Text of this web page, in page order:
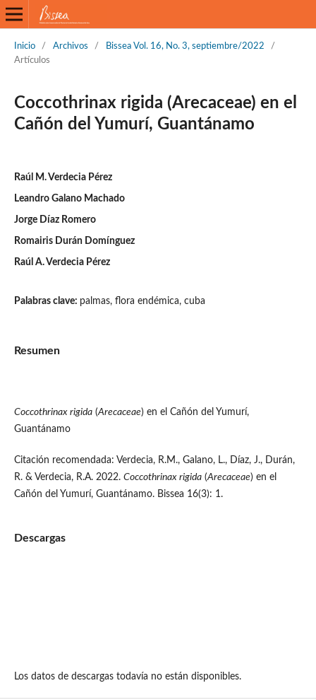
Inicio / Archivos / Bissea Vol. 16, No. 3, septiembre/2022
/
Artículos
Coccothrinax rigida (Arecaceae) en el
Cañón del Yumurí, Guantánamo
Raúl M. Verdecia Pérez
Leandro Galano Machado
Jorge Díaz Romero
Romairis Durán Domínguez
Raúl A. Verdecia Pérez
Palabras clave: palmas, flora endémica, cuba
Resumen
Coccothrinax rigida(Arecaceae) en el Cañón del Yumurí,
Guantánamo
Citación recomendada: Verdecia, R.M., Galano, L., Díaz, J., Durán,
R. & Verdecia, R.A. 2022. Coccothrinax rigida(Arecaceae) en el
Cañón del Yumurí, Guantánamo. Bissea 16(3): 1.
Descargas
Los datos de descargas todavía no están disponibles.